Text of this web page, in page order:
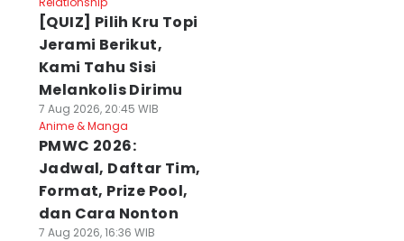
[QUIZ] Pilih Kru Topi
Jerami Berikut,
Kami Tahu Sisi
Melankolis Dirimu
7 Aug 2026, 20:45 WIB
Anime & Manga
PMWC 2026:
Jadwal, Daftar Tim,
Format, Prize Pool,
dan Cara Nonton
7 Aug 2026, 16:36 WIB